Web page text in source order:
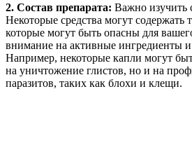
2. Состав препарата: Важно изучить
Некоторые средства могут содержать
которые могут быть опасны для
внимание на активные ингредиенты и
Например, некоторые капли могут
на уничтожение глистов, но и на
паразитов, таких как блохи и клещи.